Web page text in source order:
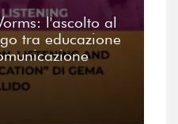
l'ascolto al
tra educazione